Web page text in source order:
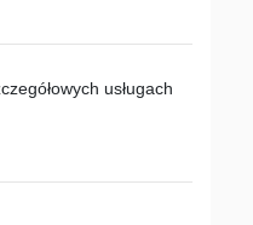
usługach